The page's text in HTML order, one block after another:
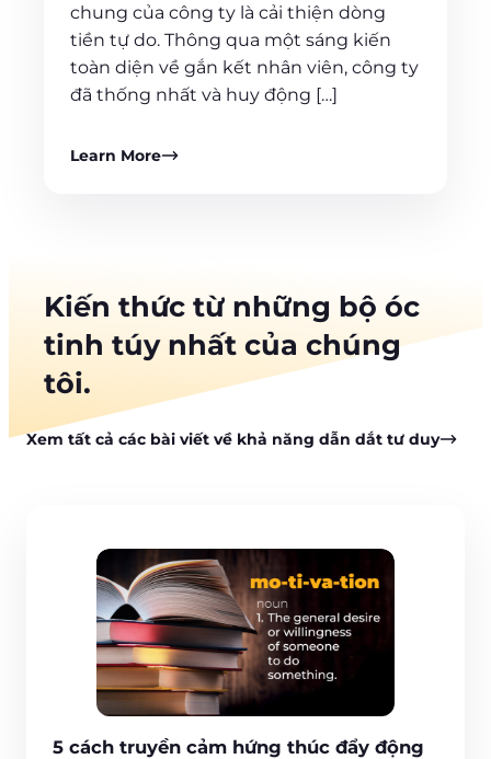
chung của công ty là cải thiện dòng
tiền tự do. Thông qua một sáng kiến
toàn diện về gắn kết nhân viên, công ty
đã thống nhất và huy động […]
Learn More
Kiến thức từ những bộ óc
tinh túy nhất của chúng
tôi.
Xem tất cả các bài viết về khả năng dẫn dắt tư duy
5 cách truyền cảm hứng thúc đẩy động